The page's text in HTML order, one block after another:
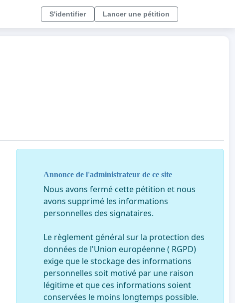
S'identifier Lancer une pétition
Annonce de l'administrateur de ce site
Nous avons fermé cette pétition et nous
avons supprimé les informations
personnelles des signataires.
Le règlement général sur la protection des
données de l'Union européenne ( RGPD)
exige que le stockage des informations
personnelles soit motivé par une raison
légitime et que ces informations soient
conservées le moins longtemps possible.